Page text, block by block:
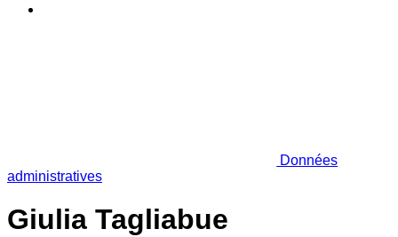
Données
administratives
Giulia Tagliabue